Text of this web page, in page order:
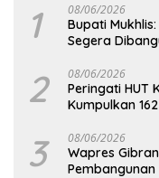
1 08/06/2026
Bupati
Segera
2 08/06/2026
Peringati HUT
Kumpulkan
3 08/06/2026
Wapres
Pembangunan